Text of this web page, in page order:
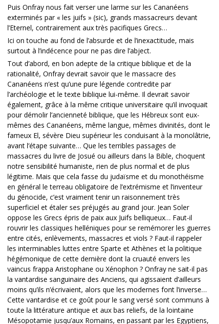
Puis Onfray nous fait verser une larme sur les Cananéens
exterminés par « les juifs » (sic), grands massacreurs devant
l’Eternel, contrairement aux très pacifiques Grecs…
Ici on touche au fond de l’absurde et de l’inexactitude, mais
surtout à l’indécence pour ne pas dire l’abject.
Tout d’abord, en bon adepte de la critique biblique et de la
rationalité, Onfray devrait savoir que le massacre des
Cananéens n’est qu’une pure légende contredite par
l’archéologie et le texte biblique lui-même. Il devrait savoir
également, grâce à la même critique universitaire qu’il invoquait
pour démolir l’ancienneté biblique, que les Hébreux sont eux-
mêmes des Cananéens, même langue, mêmes divinités, dont le
fameux El, sévère Dieu supérieur les conduisant à la monolâtrie,
avant l’étape suivante… Que les terribles passages de
massacres du livre de Josué ou ailleurs dans la Bible, choquent
notre sensibilité humaniste, rien de plus normal et de plus
légitime. Mais que cela fasse du judaïsme et du monothéisme
en général le terreau obligatoire de l’extrémisme et l’inventeur
du génocide, c’est vraiment tenir un raisonnement très
superficiel et étaler ses préjugés au grand jour. Jean Soler
oppose les Grecs épris de paix aux Juifs belliqueux… Faut-il
rouvrir les classiques helléniques pour se remémorer les guerres
entre cités, enlèvements, massacres et viols ? Faut-il rappeler
les interminables luttes entre Sparte et Athènes et la politique
hégémonique de cette dernière dont la cruauté envers les
vaincus frappa Aristophane ou Xénophon ? Onfray ne sait-il pas
la vantardise sanguinaire des Anciens, qui agissaient d’ailleurs
moins qu’ils n’écrivaient, alors que les modernes font l’inverse…
Cette vantardise et ce goût pour le sang versé sont communs à
toute la littérature antique et aux bas reliefs, de la lointaine
Mésopotamie jusqu’aux Romains, en passant par les Egyptiens,